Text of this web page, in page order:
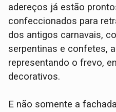
adereços já estão
confeccionados para
dos antigos carnavais,
serpentinas e confetes,
representando o frevo,
decorativos.
E não somente a